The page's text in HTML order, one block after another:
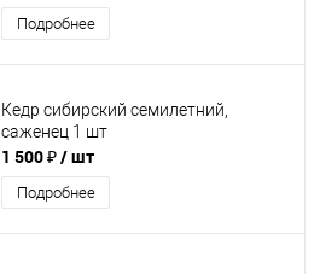
Подробнее
Кедр сибирский семилетний,
саженец 1 шт
1 500 ₽/ шт
Подробнее